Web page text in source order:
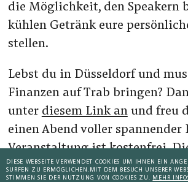
die Möglichkeit, den Speakern
kühlen Getränk eure
stellen.
Lebst du in Düsseldorf und
Finanzen auf Trab bringen?
unter diesem Link anund freu
einen Abend voller spannender
Veranstaltung ist kostenfrei.
ist limitiert.
DIESE WEBSEITE VERWENDET COOKIES UM IHNEN EIN
SURFEN ZU ERMÖGLICHEN. MIT DEM BESUCH UNSERER
STIMMEN SIE DER NUTZUNG VON COOKIES ZU. MEHR